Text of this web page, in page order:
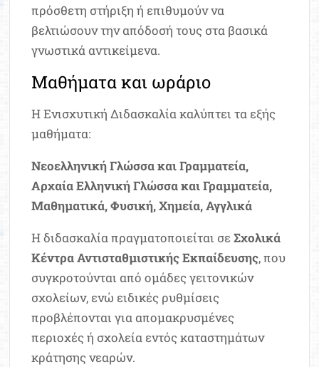
πρόσθετη στήριξη ή επιθυμούν να
βελτιώσουν την απόδοσή τους στα βασικά
γνωστικά αντικείμενα.
Μαθήματα και ωράριο
Η Ενισχυτική Διδασκαλία καλύπτει τα εξής
μαθήματα:
Νεοελληνική Γλώσσα και Γραμματεία,
Αρχαία Ελληνική Γλώσσα και Γραμματεία,
Μαθηματικά,Φυσική,Χημεία,Αγγλικά
Η διδασκαλία πραγματοποιείται σεΣχολικά
Κέντρα Αντισταθμιστικής Εκπαίδευσης, που
συγκροτούνται από ομάδες γειτονικών
σχολείων, ενώ ειδικές ρυθμίσεις
προβλέπονται για απομακρυσμένες
περιοχές ή σχολεία εντός καταστημάτων
κράτησης νεαρών.